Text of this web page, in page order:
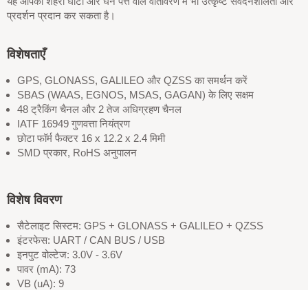
प्रदर्शन प्रदान कर सकता है।
विशेषताएँ
GPS, GLONASS, GALILEO और QZSS का समर्थन करें
SBAS (WAAS, EGNOS, MSAS, GAGAN) के लिए सक्षम
48 ट्रैकिंग चैनल और 2 तेज अधिग्रहण चैनल
IATF 16949 गुणवत्ता नियंत्रण
छोटा फॉर्म फैक्टर 16 x 12.2 x 2.4 मिमी
SMD प्रकार, RoHS अनुपालन
विशेष विवरण
सैटेलाइट सिस्टम: GPS + GLONASS + GALILEO + QZSS
इंटरफेस: UART / CAN BUS / USB
इनपुट वोल्टेज: 3.0V - 3.6V
पावर (mA): 73
VB (uA): 9